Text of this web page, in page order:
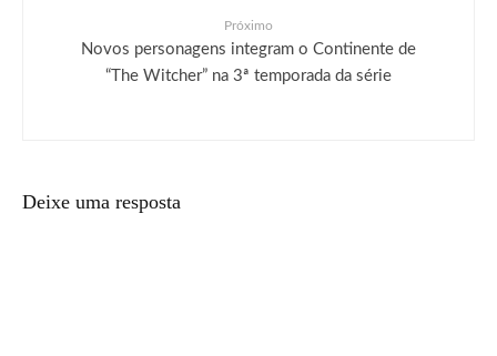
Próximo
Novos personagens integram o Continente de
“The Witcher” na 3ª temporada da série
Deixe uma resposta